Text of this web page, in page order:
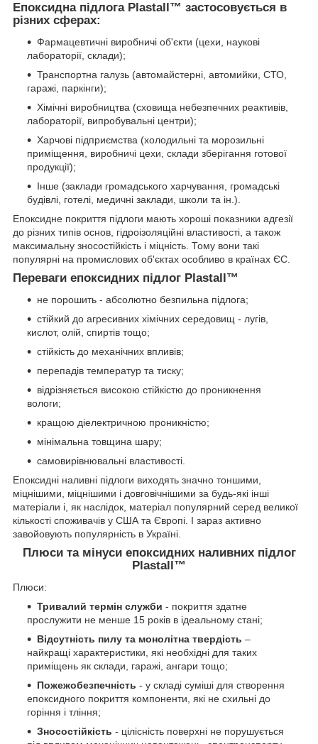
Епоксидна підлога Plastall™ застосовується в
різних сферах:
Фармацевтичні виробничі об'єкти (цехи, наукові
лабораторії, склади);
Транспортна галузь (автомайстерні, автомийки, СТО,
гаражі, паркінги);
Хімічні виробництва (сховища небезпечних реактивів,
лабораторії, випробувальні центри);
Харчові підприємства (холодильні та морозильні
приміщення, виробничі цехи, склади зберігання готової
продукції);
Інше (заклади громадського харчування, громадські
будівлі, готелі, медичні заклади, школи та ін.).
Епоксидне покриття підлоги мають хороші показники адгезії
до різних типів основ, гідроізоляційні властивості, а також
максимальну зносостійкість і міцність. Тому вони такі
популярні на промислових об'єктах особливо в країнах ЄС.
Переваги епоксидних підлог Plastall™
не порошить - абсолютно безпильна підлога;
стійкий до агресивних хімічних середовищ - лугів,
кислот, олій, спиртів тощо;
стійкість до механічних впливів;
перепадів температур та тиску;
відрізняється високою стійкістю до проникнення
вологи;
кращою діелектричною проникністю;
мінімальна товщина шару;
самовирівнювальні властивості.
Епоксидні наливні підлоги виходять значно тоншими,
міцнішими, міцнішими і довговічнішими за будь-які інші
матеріали і, як наслідок, матеріал популярний серед великої
кількості споживачів у США та Європі. І зараз активно
завойовують популярність в Україні.
Плюси та мінуси епоксидних наливних підлог
Plastall™
Плюси:
Тривалий термін служби - покриття здатне
прослужити не менше 15 років в ідеальному стані;
Відсутність пилу та монолітна твердість –
найкращі характеристики, які необхідні для таких
приміщень як склади, гаражі, ангари тощо;
Пожежобезпечність - у складі суміші для створення
епоксидного покриття компоненти, які не схильні до
горіння і тління;
Зносостійкість - цілісність поверхні не порушується